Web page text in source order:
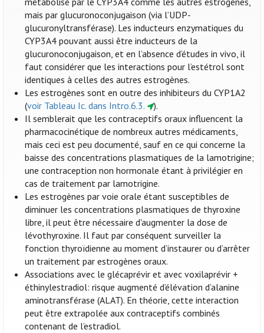
mais par glucuronoconjugaison (via l’UDP-
glucuronyltransférase). Les inducteurs enzymatiques du
CYP3A4 pouvant aussi être inducteurs de la
glucuronoconjugaison, et en l’absence d’études in vivo, il
faut considérer que les interactions pour l’estétrol sont
identiques à celles des autres estrogènes.
Les estrogènes sont en outre des inhibiteurs du CYP1A2
(voir Tableau Ic. dans Intro.6.3.
).
Il semblerait que les contraceptifs oraux influencent la
pharmacocinétique de nombreux autres médicaments,
mais ceci est peu documenté, sauf en ce qui concerne la
baisse des concentrations plasmatiques de la lamotrigine;
une contraception non hormonale étant à privilégier en
cas de traitement par lamotrigine.
Les estrogènes par voie orale étant susceptibles de
diminuer les concentrations plasmatiques de thyroxine
libre, il peut être nécessaire d'augmenter la dose de
lévothyroxine. Il faut par conséquent surveiller la
fonction thyroïdienne au moment d’instaurer ou d’arrêter
un traitement par estrogènes oraux.
Associations avec le glécaprévir et avec voxilaprévir +
éthinylestradiol: risque augmenté d’élévation d’alanine
aminotransférase (ALAT). En théorie, cette interaction
peut être extrapolée aux contraceptifs combinés
contenant de l’estradiol.